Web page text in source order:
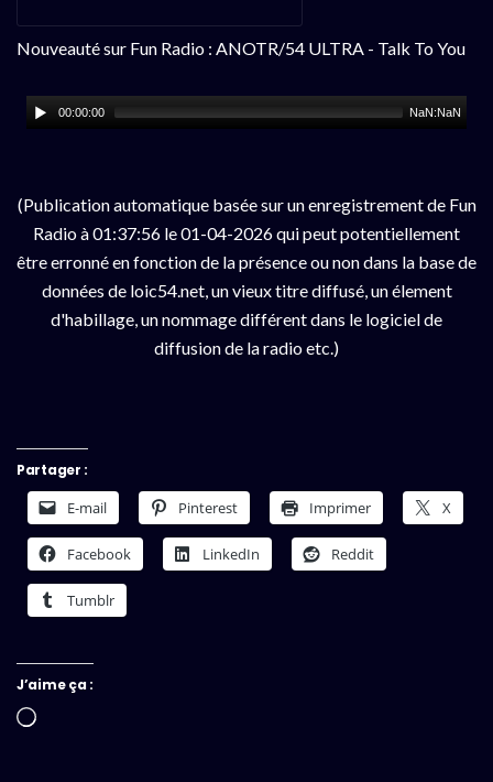
Nouveauté sur Fun Radio : ANOTR/54 ULTRA - Talk To You
00:00:00 NaN:NaN
(Publication automatique basée sur un enregistrement de Fun
Radio à 01:37:56 le 01-04-2026 qui peut potentiellement
être erronné en fonction de la présence ou non dans la base de
données de loic54.net, un vieux titre diffusé, un élement
d'habillage, un nommage différent dans le logiciel de
diffusion de la radio etc.)
Partager :
E-mail Pinterest Imprimer X
Facebook LinkedIn Reddit
Tumblr
J’aime ça :
Chargement…